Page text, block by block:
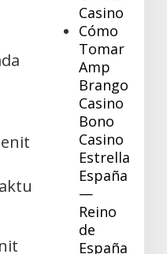
Casino
Cómo
Tomar
Amp
Brango
Casino
Bono
Casino
Estrella
España
—
Reino
de
España